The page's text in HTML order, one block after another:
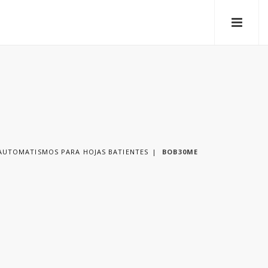
PARA HOJAS BATIENTES BOB30ME